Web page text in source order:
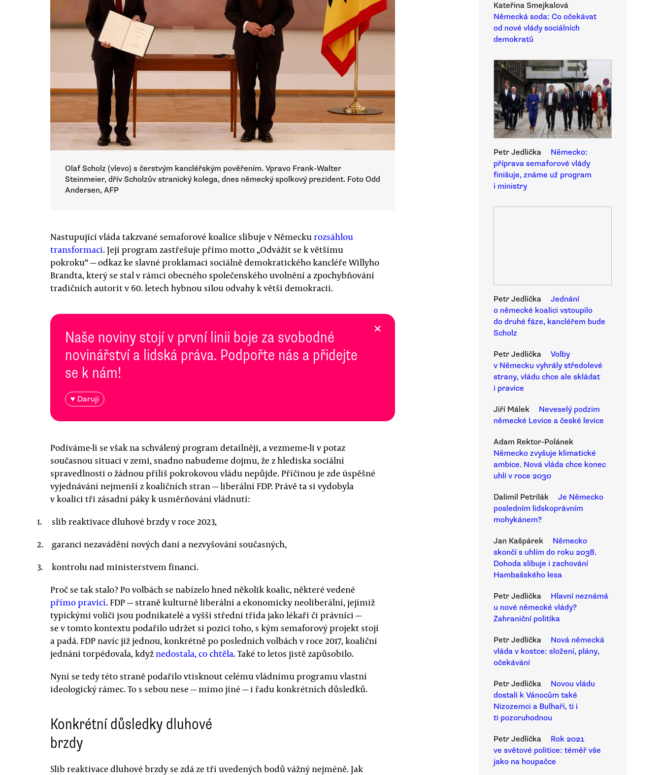
Olaf Scholz (vlevo) s čerstvým kancléřským pověřením. Vpravo Frank-Walter
Steinmeier, dřív Scholzův stranický kolega, dnes německý spolkový prezident. Foto Odd
Andersen, AFP
Nastupující vláda takzvané semaforové koalice slibuje v Německurozsáhlou
transformaci. Její program zastřešuje přímo motto „Odvážit se k většímu
pokroku“ — odkaz ke slavné proklamaci sociálně demokratického kancléře Willyho
Brandta, který se stal v rámci obecného společenského uvolnění a zpochybňování
tradičních autorit v 60. letech hybnou silou odvahy k větší demokracii.
Naše noviny stojí v první linii boje za svobodné
novinářství a lidská práva. Podpořte nás a přidejte
se k nám!
♥ Daruji
×
Podíváme-li se však na schválený program detailněji, a vezmeme-li v potaz
současnou situaci v zemi, snadno nabudeme dojmu, že z hlediska sociální
spravedlnosti o žádnou příliš pokrokovou vládu nepůjde. Příčinou je zde úspěšné
vyjednávání nejmenší z koaličních stran — liberální FDP. Právě ta si vydobyla
v koalici tři zásadní páky k usměrňování vládnutí:
slib reaktivace dluhové brzdy v roce 2023,
garanci nezavádění nových daní a nezvyšování současných,
kontrolu nad ministerstvem financí.
Proč se tak stalo? Po volbách se nabízelo hned několik koalic, některé vedené
přímo pravicí. FDP — straně kulturně liberální a ekonomicky neoliberální, jejímiž
typickými voliči jsou podnikatelé a vyšší střední třída jako lékaři či právníci —
se v tomto kontextu podařilo udržet si pozici toho, s kým semaforový projekt stojí
a padá. FDP navíc již jednou, konkrétně po posledních volbách v roce 2017, koaliční
jednání torpédovala, kdyžnedostala, co chtěla. Také to letos jistě zapůsobilo.
Nyní se tedy této straně podařilo vtisknout celému vládnímu programu vlastní
ideologický rámec. To s sebou nese — mimo jiné — i řadu konkrétních důsledků.
Konkrétní důsledky dluhové
brzdy
Slib reaktivace dluhové brzdy se zdá ze tří uvedených bodů vážný nejméně. Jak
Kateřina Smejkalová
Německá soda: Co očekávat
od nové vlády sociálních
demokratů
Petr Jedlička
Německo:
příprava semaforové vlády
finišuje, známe už program
i ministry
Petr Jedlička
Jednání
o německé koalici vstoupilo
do druhé fáze, kancléřem bude
Scholz
Petr Jedlička
Volby
v Německu vyhrály středolevé
strany, vládu chce ale skládat
i pravice
Jiří Málek
Neveselý podzim
německé Levice a české levice
Adam Rektor-Polánek
Německo zvyšuje klimatické
ambice. Nová vláda chce konec
uhlí v roce 2030
Dalimil Petrilák
Je Německo
posledním lidskoprávním
mohykánem?
Jan Kašpárek
Německo
skončí s uhlím do roku 2038.
Dohoda slibuje i zachování
Hambašského lesa
Petr Jedlička
Hlavní neznámá
u nové německé vlády?
Zahraniční politika
Petr Jedlička
Nová německá
vláda v kostce: složení, plány,
očekávání
Petr Jedlička
Novou vládu
dostali k Vánocům také
Nizozemci a Bulhaři, ti i
ti pozoruhodnou
Petr Jedlička
Rok 2021
ve světové politice: téměř vše
jako na houpačce